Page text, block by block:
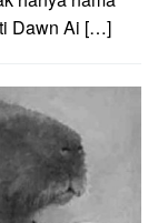
Dawn Ai […]